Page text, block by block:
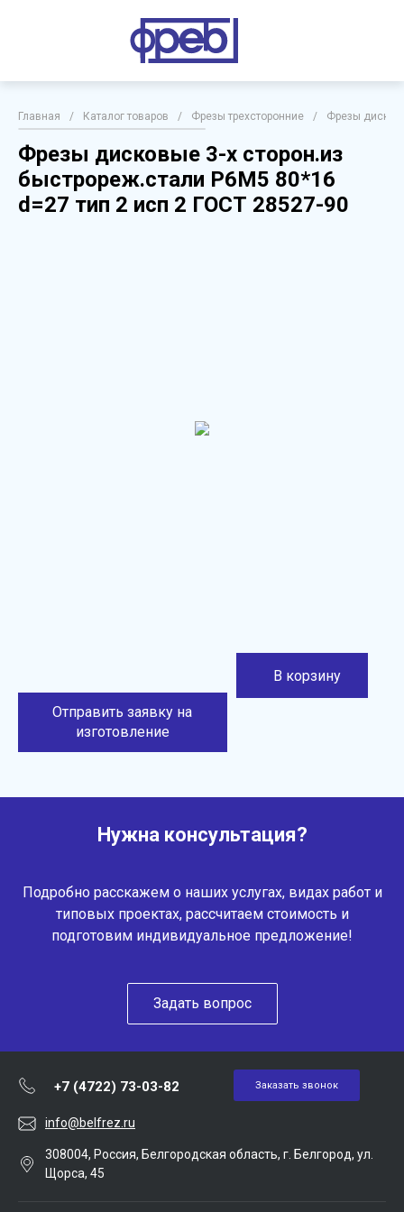
Главная / Каталог товаров / Фрезы трехсторонние / Фрезы
Фрезы дисковые 3-х сторон.из
быстрореж.стали Р6М5 80*16
d=27 тип 2 исп 2 ГОСТ 28527-90
Отправить заявку на
изготовление
В корзину
Нужна консультация?
Подробно расскажем о наших услугах, видах работ и
типовых проектах, рассчитаем стоимость и
подготовим индивидуальное предложение!
Задать вопрос
+7 (4722) 73-03-82 Заказать звонок
info@belfrez.ru
308004, Россия, Белгородская область, г. Белгород, ул.
Щорса, 45